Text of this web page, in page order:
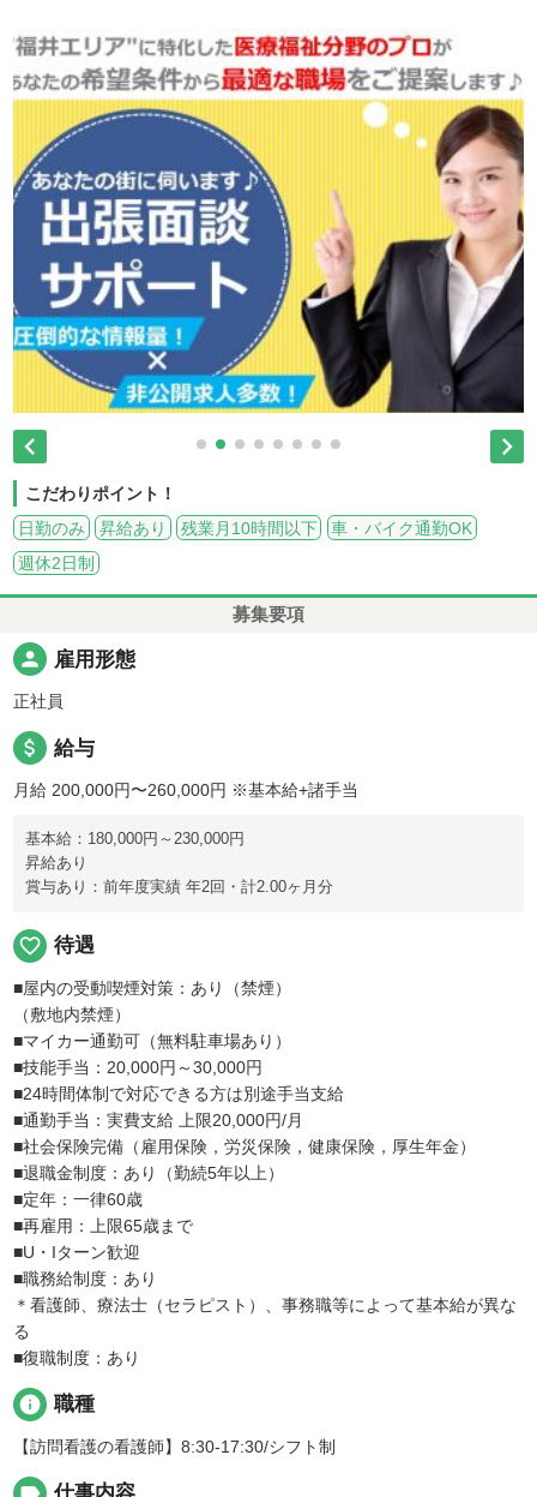
 
こだわりポイント！
日勤のみ
昇給あり 残業月10時間以下
車・バイク通勤OK
週休2日制
募集要項
person 雇用形態
正社員
attach_money 給与
月給 200,000円〜260,000円 ※基本給+諸手当
基本給：180,000円～230,000円
昇給あり
賞与あり：前年度実績 年2回・計2.00ヶ月分
favorite_border 待遇
■屋内の受動喫煙対策：あり（禁煙）
（敷地内禁煙）
■マイカー通勤可（無料駐車場あり）
■技能手当：20,000円～30,000円
■24時間体制で対応できる方は別途手当支給
■通勤手当：実費支給 上限20,000円/月
■社会保険完備（雇用保険，労災保険，健康保険，厚生年金）
■退職金制度：あり（勤続5年以上）
■定年：一律60歳
■再雇用：上限65歳まで
■U・Iターン歓迎
■職務給制度：あり
＊看護師、療法士（セラピスト）、事務職等によって基本給が異な
る
■復職制度：あり
info 職種
【訪問看護の看護師】8:30-17:30/シフト制